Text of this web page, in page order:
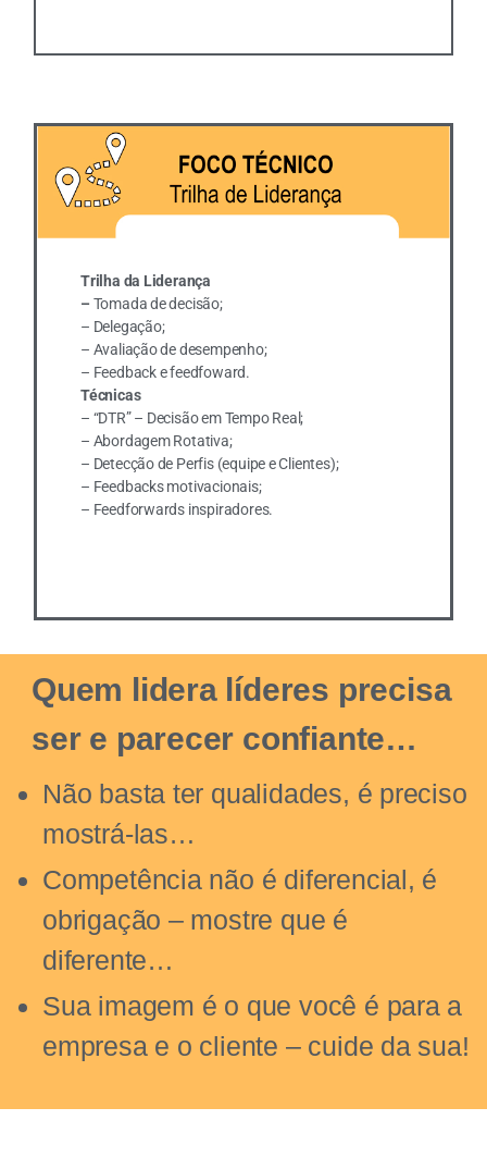
Trilha da Liderança
– Tomada de decisão;
– Delegação;
– Avaliação de desempenho;
– Feedback e feedfoward.
Técnicas
– “DTR” – Decisão em Tempo Real;
– Abordagem Rotativa;
– Detecção de Perfis (equipe e Clientes);
– Feedbacks motivacionais;
– Feedforwards inspiradores.
Quem lidera líderes precisa
ser e parecer confiante…
Não basta ter qualidades, é preciso
mostrá-las…
Competência não é diferencial, é
obrigação – mostre que é
diferente…
Sua imagem é o que você é para a
empresa e o cliente – cuide da sua!